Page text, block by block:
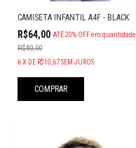
CAMISETA INFANTIL A4F - BLACK
R$64,00 ATÉ 20% OFFem quantidade
R$80,00
6X DE R$10,67SEM JUROS
COMPRAR